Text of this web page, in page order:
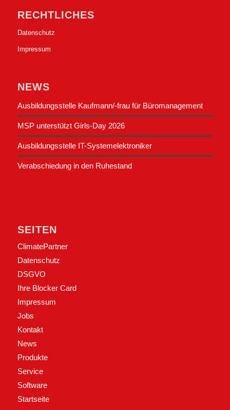
RECHTLICHES
Datenschutz
Impressum
NEWS
Ausbildungsstelle Kaufmann/-frau für Büromanagement
MSP unterstützt Girls-Day 2026
Ausbildungsstelle IT-Systemelektroniker
Verabschiedung in den Ruhestand
SEITEN
ClimatePartner
Datenschutz
DSGVO
Ihre Blocker Card
Impressum
Jobs
Kontakt
News
Produkte
Service
Software
Startseite